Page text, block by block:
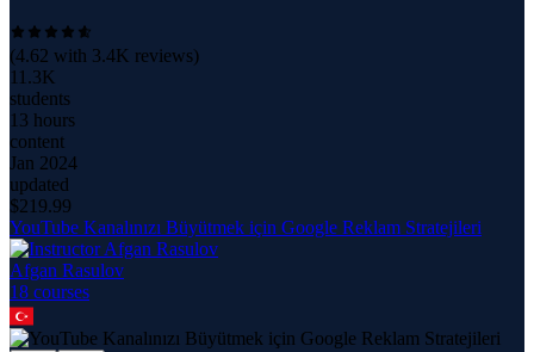
(4.62 with 3.4K reviews)
11.3K
students
13 hours
content
Jan 2024
updated
$219.99
YouTube Kanalınızı Büyütmek için Google Reklam Stratejileri
Afgan Rasulov
18 courses